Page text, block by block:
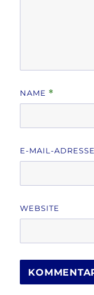
NAME *
E-MAIL-ADRESSE
WEBSITE